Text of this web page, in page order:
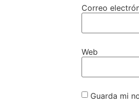
Correo
Web
Guarda mi